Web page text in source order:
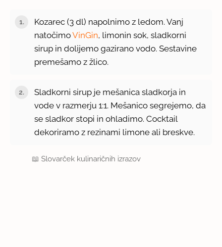
Kozarec (3 dl) napolnimo z ledom. Vanj
natočimoVinGin, limonin sok, sladkorni
sirup in dolijemo gazirano vodo. Sestavine
premešamo z žlico.
Sladkorni sirup je mešanica sladkorja in
vode v razmerju 1:1. Mešanico segrejemo, da
se sladkor stopi in ohladimo. Cocktail
dekoriramo z rezinami limone ali breskve.
📖Slovarček kulinaričnih izrazov